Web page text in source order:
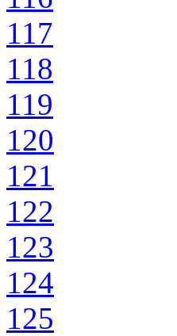
117
118
119
120
121
122
123
124
125